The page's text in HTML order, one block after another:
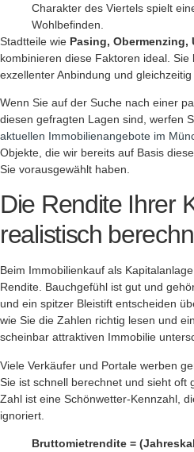
Charakter des Viertels spielt
Wohlbefinden.
Stadtteile wie Pasing, Obermenzing,
kombinieren diese Faktoren ideal.
exzellenter Anbindung und
Wenn Sie auf der Suche nach einer
diesen gefragten Lagen sind, werfen
aktuellen Immobilienangebote im
Objekte, die wir bereits auf Basis
Sie vorausgewählt haben.
Die Rendite Ihrer
realistisch
Beim Immobilienkauf als
Rendite. Bauchgefühl ist gut und
und ein spitzer Bleistift entscheiden
wie Sie die Zahlen richtig lesen und
scheinbar attraktiven Immobilie
Viele Verkäufer und Portale werben
Sie ist schnell berechnet und sieht oft
Zahl ist eine Schönwetter-Kennzahl,
ignoriert.
Bruttomietrendite =